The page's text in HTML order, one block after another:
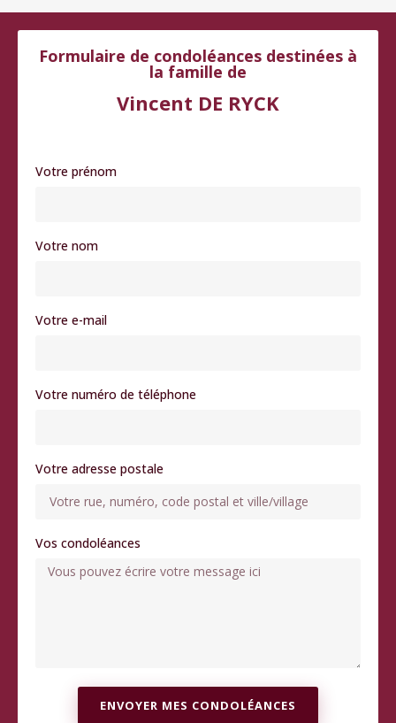
Formulaire de condoléances destinées à
la famille de
Vincent DE RYCK
Votre prénom
Votre nom
Votre e-mail
Votre numéro de téléphone
Votre adresse postale
Vos condoléances
ENVOYER MES CONDOLÉANCES